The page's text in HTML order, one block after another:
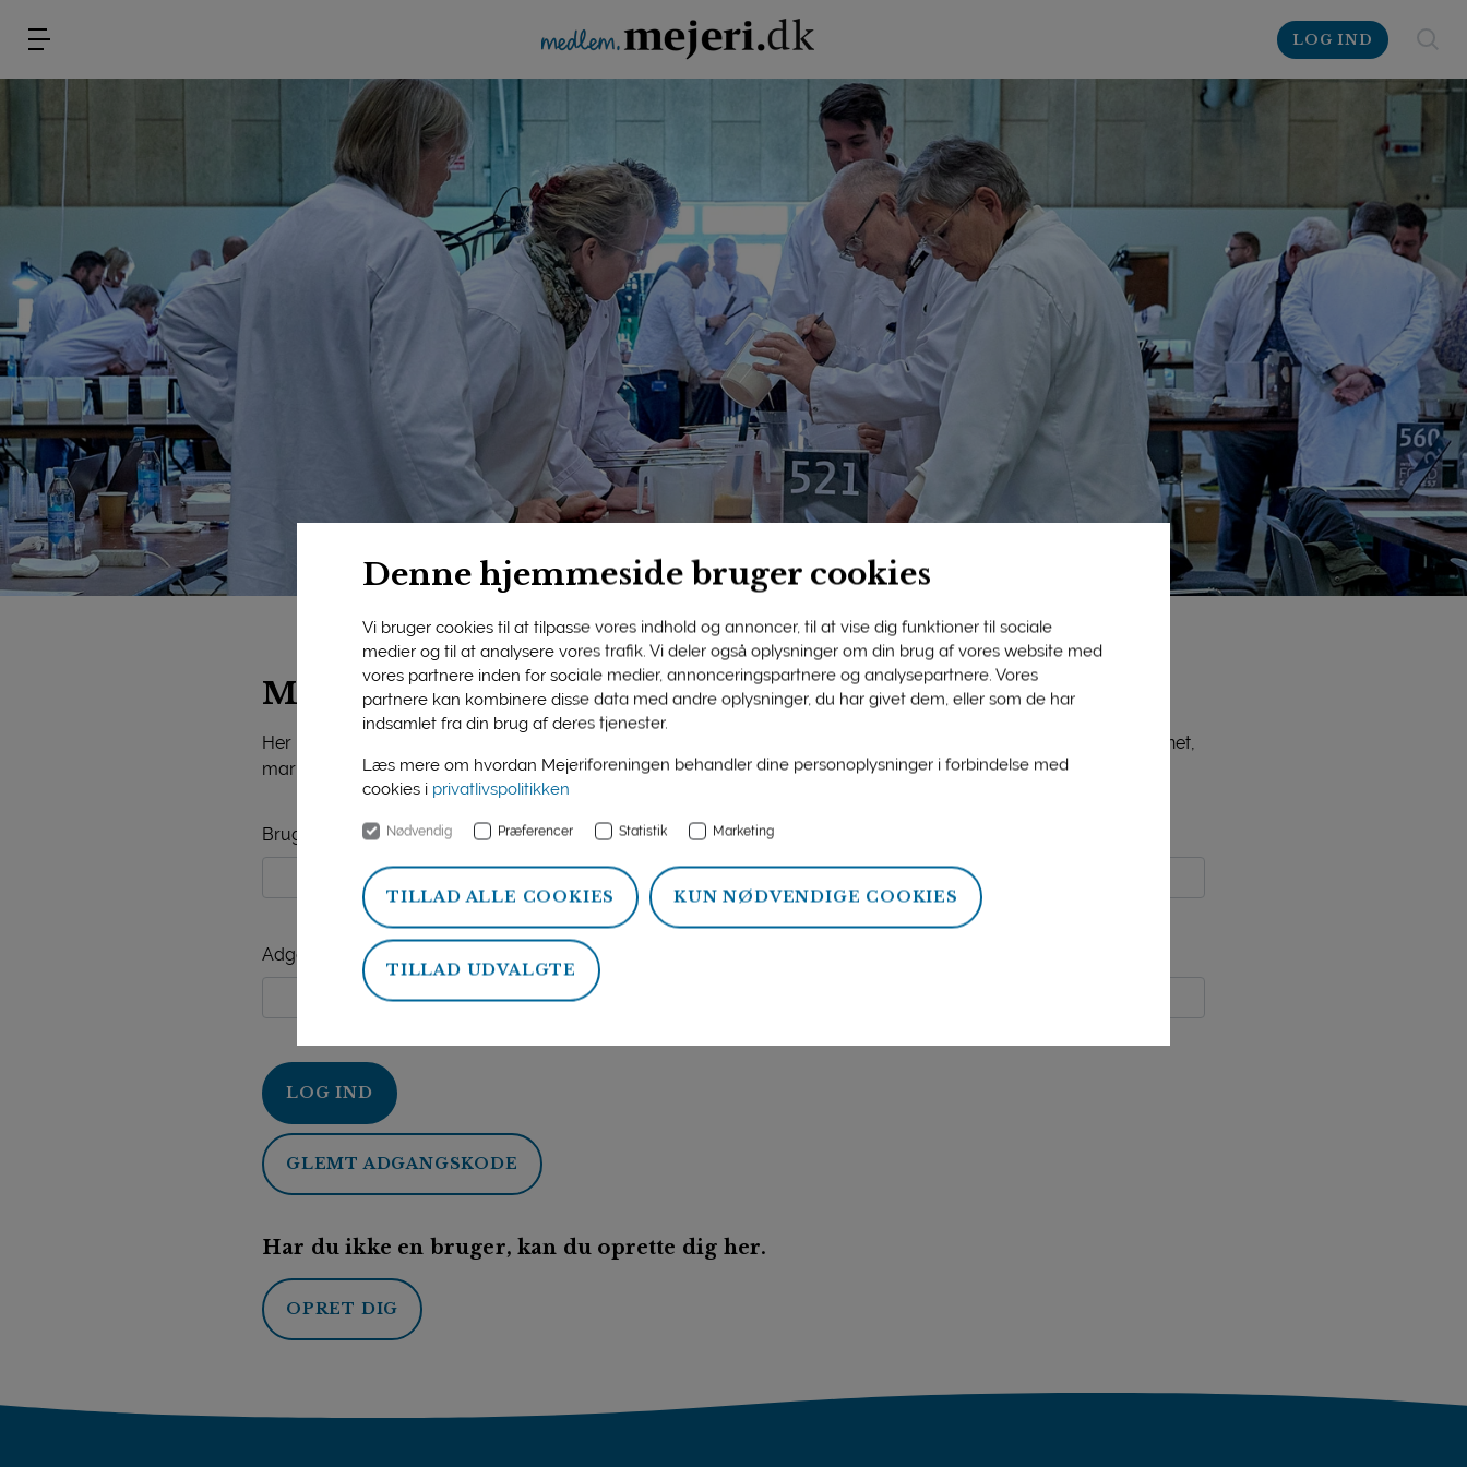
Denne hjemmeside bruger cookies
Vi bruger cookies til at tilpasse vores indhold og annoncer, til at vise dig funktioner til sociale
medier og til at analysere vores trafik. Vi deler også oplysninger om din brug af vores website med
vores partnere inden for sociale medier, annonceringspartnere og analysepartnere. Vores
partnere kan kombinere disse data med andre oplysninger, du har givet dem, eller som de har
indsamlet fra din brug af deres tjenester.
Læs mere om hvordan Mejeriforeningen behandler dine personoplysninger i forbindelse med
cookies i privatlivspolitikken
Nødvendig Præferencer Statistik Marketing
TILLAD ALLE COOKIES KUN NØDVENDIGE COOKIES
TILLAD UDVALGTE
LOG IND
Mejeriforeningens medlemsside
Her på siden finder du viden og information om ydelser, som Mejeriforeningen tilbyder sine medlemmer, bl.a. PLInet,
markedsorientering, mejeristatistik, politik og arrangementer.
Brugernavn
Adgangskode
LOG IND
GLEMT ADGANGSKODE
Har du ikke en bruger, kan du oprette dig her.
OPRET DIG